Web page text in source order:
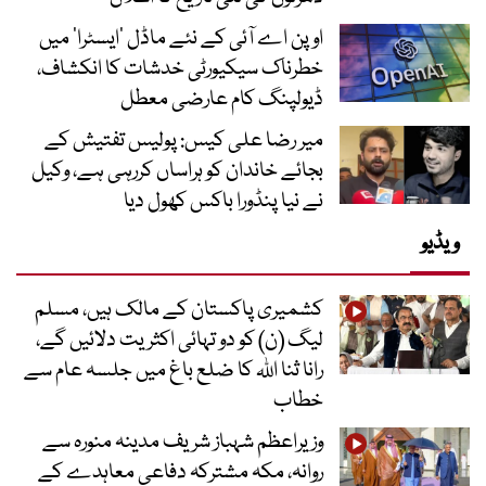
اوپن اے آئی کے نئے ماڈل ’ایسٹرا‘ میں
خطرناک سیکیورٹی خدشات کا انکشاف،
ڈیولپنگ کام عارضی معطل
میر رضا علی کیس: پولیس تفتیش کے
بجائے خاندان کو ہراساں کررہی ہے، وکیل
نے نیا پنڈورا باکس کھول دیا
ویڈیو
کشمیری پاکستان کے مالک ہیں، مسلم
لیگ (ن) کو دو تہائی اکثریت دلائیں گے،
رانا ثنا اللہ کا ضلع باغ میں جلسہ عام سے
خطاب
وزیراعظم شہباز شریف مدینہ منورہ سے
روانہ، مکہ مشترکہ دفاعی معاہدے کے